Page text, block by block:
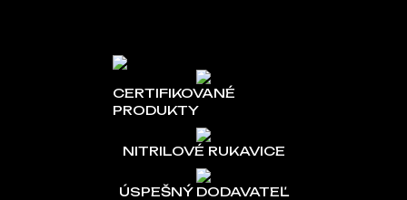
CERTIFIKOVANÉ
PRODUKTY
NITRILOVÉ RUKAVICE
ÚSPEŠNÝ DODAVATEĽ